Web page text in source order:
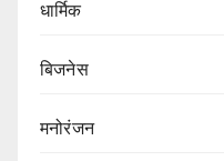
धार्मिक
बिजनेस
मनोरंजन